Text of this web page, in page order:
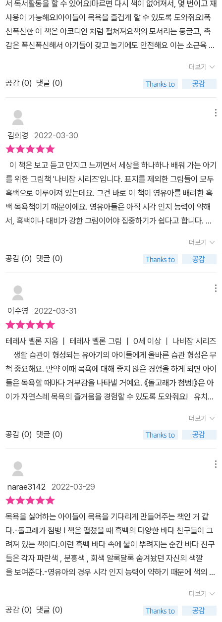
좋을 것 같아요. 또 KC 안전인증과 CE 유럽연합 안전인증을 받은 제
품이라 안심하고 아이들이 사용할 수 있어요. 이 책의 경우 목욕 시
간에 사용이 가능하게 만들어졌는데, 물에 넣으면 흑백 그림 위에 예
물고기, 문어, 해파리, 게 들이 노니는 바닷속 세상이 눈앞에 펼쳐지지
요. 따라서 물에 닿으면 색깔이 나타나는 책을 통해 목욕을 하면서 흥
미로운 독서활동을 진행해 볼 수 있어요. 더불어 목욕에 공포감 혹은
거부감을 가지고 있는 아이들이 물에 닿으면 색깔이 변하는 책을 통
해 놀이처럼 즐거운 목욕 시간을 즐길 수 있어 목욕은 재미있는 시간
이라고 인식하고 좀 더 편하게 즐길 수 있어요. 물에 젖으면 다시 사용
을 못한다?! 이 책은 물기가 마르면 다시 흑백으로 돌아오기 때문에
반복적이고 영구적으로 몇 번이고 재사용이 가능하기 때문에 그런 걱
정은 할 필요가 없지요.-🐬 목욕은 아이를 깨끗하게 씻기는 것 이상
의 시간이라고 말할 수 있어요. 목욕시간을 통해 아기는 엄마 혹은 주
양육자와 눈을 맞추거나, 비누 거품으로 놀이를 하고, 물소리를 듣고,
사용하는 워시의 향을 맡는 등의 오감 체험을 할 수 있어요. 이러한 활
순 노동으로 여기기보다 아이의 오감을 자극해주어 건강한 발달을 돕
이 나타나는 목욕책: 돌고래가 첨벙!’과 함께해도 좋겠죠!? 목욕에 거
기고 싶은 아이들, 목욕 시간에 색다른 독서활동을 해보고 싶은 아이
들에게 모두 추천하고 싶어요. 아이들의 목욕 시간을 어떻게 보내면
좋을지 고민하고 있다면 우리 모두 ‘색깔이 나타나는 목욕책: 돌고래
가 첨벙!’과 함께 해보아요!* 이 리뷰는 보림출판사로부터 도서를 제
공받아 작성되었습니다.
연합 안전인증을 받은 제품이라 걱정없이 즐겨보세요! 원래는 '흑
백'의 일러스트레이션이지만 물이 닿는 순간 변하는 매직책!다시 돌
아오는 데에는 10-15분 정도 걸린 것 같아요 ㅎㅎ ★ 총평 ★색깔이
나타나는 그림책은 처음 접해봤는데,목욕 놀이로 책을 접할 수 있다
는 점이 신선하고, 새로웠어요!또, 아이들에겐 '색깔이 나타나는 그림
책이라니!' 매직책으로도 기억에 남을 것 같네요 ㅎㅎ 푹신푹신하면
를 즐기는 방법이 될 것 같아요:) * 이 책은 보림출판사의 지원을 받
아 솔직하게 작성했습니다.
서 독서활동을 할 수 있어요!마르면 다시 색이 없어져서, 몇 번이고 재
사용이 가능해요!아이들이 목욕을 즐겁게 할 수 있도록 도와줘요!폭
신폭신한 이 책은 아코디언 처럼 펼쳐져요책의 모서리는 둥글고, 촉
감은 폭신폭신해서 아기들이 갖고 놀기에도 안전해요 이는 소근육 발
은 제품이라 아이들이 사용하기에 더욱 안심돼요!영유아들은 시각 인
지 능력이 약해 흑백이나 대비가 강한 그림이어야 집중하기 쉽다고
해요. 그런 부분에서 이 책은 영유아를 배려한 흑백 목욕책입니다. 아
이들의 목욕시간을 더욱 즐겁고, 배움이 있게 만들어 줄 목욕책을 만
나러 가봐요!*보림출판사로 부터 책을 제공받아 작성된 글입니다.
더보기
공감 (0) 댓글 (0)
김희경 2022-03-30
​​​​ 이 책은 보고 듣고 만지고 느끼면서 세상을 하나하나 배워 가는 아기
를 위한 그림책 '나비잠 시리즈'입니다. 표지를 제외한 그림들이 모두
흑백으로 이루어져 있는데요. 그건 바로 이 책이 영유아를 배려한 흑
백 목욕책이기 때문이에요. 영유아들은 아직 시각 인지 능력이 약해
서, 흑백이나 대비가 강한 그림이어야 집중하기가 쉽다고 합니다. 안
띄었어요. 색깔이 변할 때도 배경은 그대로 흑백이고, 고래, 돌고래,
문어, 불가사리·· 특징적인 부분의 색깔만 변해요. 색상은 하늘색과 주
황색 2가지만 나타나는데, 쨍함과 흐릿함 사이 딱 적절한 색감인 것
같아요.​​​​​​ 물에 닿자마자 바로 색깔이 나타나는 모습이 신기하고 흥미
닿지 않았어도 이미 색깔이 나타나 있답니다. 병풍처럼 펼쳐지는 형
태여서 한 눈에 그림을 볼 수 있어요. 전체적으로 많은 생물들의 그림
이 옹기종기 꽉 차있어서, 자세히 들여다보는 재미가 있어요. 또한 그
림 선이 대체로 굵어서 시각적으로 더 집중이 잘 될 것 같고, 그림이
다양하고 섬세해서 들여다볼수록 재미있는 책인 것 같아요. 종이 포
장지 뒷부분에는 입으로 물면 안 되고, 스펀지로만 세척해야 한다는
점 등등 주의사항과 상세정보가 적혀 있어요.정보를 참고할 수 있도
록 종이를 보관하라는 문구도 함께 적혀있어서 주의사항을 잘 읽어봐
야 할 것 같아요!또한 KC 안전인증과 CE 유럽연합 안전인증을 받은
할 수 있어요. 그래서 목욕 놀이를 할 때뿐만 아니라, 평소에도 그림책
으로 사용할 수 있답니다. 그리고 누르면 소리가 나는 기능은 없어요.
그치만 재질이 폭신하답니다·· 총평: 물이 닿으면 색깔이 나타나는 신
기한 책, 영유아를 배려한 책, 반복해서 사용 가능, 다양하고 알찬 그
림들, 자세히 들여다보는 재미, 쨍하지도 흐릿하지도 않은 적절한 색
감, 폭신한 재질​모든 영유아, 특히 목욕을 싫어하는 아이들을 위해 추
천드립니다 ;) * 본 게시글은 서포터즈 활동의 일환으로 보림출판사
로부터 책을 제공받아 작성하였습니다.
더보기
공감 (0) 댓글 (0)
이수영 2022-03-31
테레사 벨론 지음 ｜ 테레사 벨론 그림 ｜ 0세 이상 ｜ 나비잠 시리즈
척 중요해요. 만약 이때 목욕에 대해 좋지 않은 경험을 하게 되면 아이
들은 목욕할 때마다 거부감을 나타낼 거예요. 《돌고래가 첨벙!》은 아
이가 자연스레 목욕의 즐거움을 경험할 수 있도록 도와줘요! 유치원
강'과 연계되어 영역의 소주제인 ‘스스로 몸을 깨끗이 하는 습관’에 대
해 자연스레 습득할 수 있어요. 영유아들은 시각 인지 능력이 약해
흑백이나 대비가 강한 그림이어야 집중하기가 쉬워요. 이 책은 영유
아를 배려한 흑백 목욕책이예요. 흑백의 그림만으로도 간결하고 감각
적이지요! 이 책을 물에 넣으면 신기한 일이 일어나요. 흑백 그림 위
에 색깔이 나타나요! 아기들이 좋아하는 돌고래, 물고기, 문어, 해파리
가 사는 바닷속 세상이 책 속에 펼쳐져요. 물이 마르면 다시 흑백으
로 돌아오기 때문에 반복해서 영구적으로 사용할 수 있어요. 책의 모
서리는 둥그렇고, 촉감은 폭신하고 말랑해서 아기들이 갖고 놀기에
좋고, 소근육 발달에 도움을 줘요. KC 안전인증과 CE 유럽연합 안전
인증을 받은 제품으로 안심하고 사용할 수 있어요!
더보기
공감 (0) 댓글 (0)
narae3142 2022-03-29
목욕을 싫어하는 아이들이 목욕을 기다리게 만들어주는 책인 거 같
다.-돌고래가 첨벙 ! 책은 펼쳤을 때 흑백의 다양한 바다 친구들이 그
려져 있는 책이다.이런 흑백 바다 속에 물이 뿌려지는 순간 바다 친구
들은 각자 파란색 , 분홍색 , 회색 알록달록 숨겨놨던 자신의 색깔
을 보여준다.-영유아의 경우 시각 인지 능력이 약하기 때문에 색의 대
도 할 수 있고 즐거운 목욕 시간도 가징 수 있게 만들어주는 마법 같
더보기
공감 (0) 댓글 (0)